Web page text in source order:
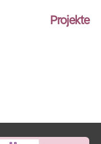
Projekte